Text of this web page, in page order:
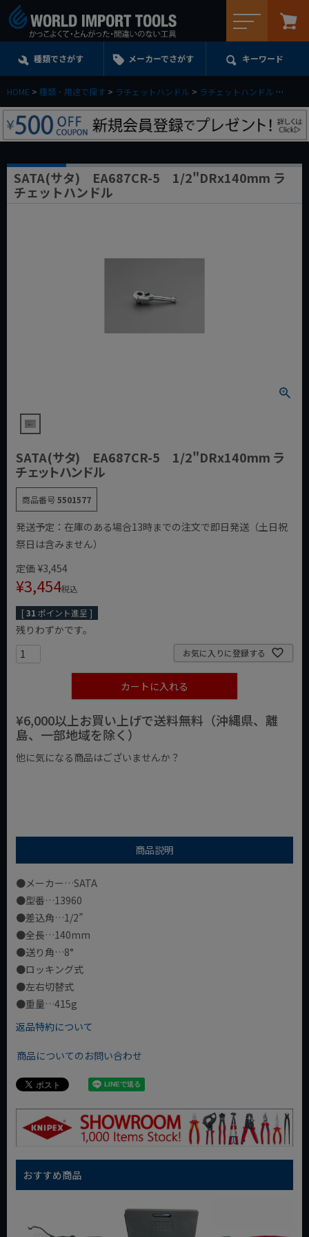
種類でさがす メーカーでさがす キーワード
HOME 種類・用途で探す ラチェットハンドル ラチェットハンドル
SATA(サタ) EA687CR-5 1/2"DRx140mm ラ
チェットハンドル
SATA(サタ) EA687CR-5 1/2"DRx140mm ラ
チェットハンドル
商品番号5501577
発送予定：在庫のある場合13時までの注文で即日発送（土日祝
祭日は含みません）
定価 ¥3,454
¥3,454税込
[31 ポイント進呈 ]
残りわずかです。
お気に入りに登録する
カートに入れる
¥6,000以上お買い上げで送料無料（沖縄県、離
島、一部地域を除く）
他に気になる商品はございませんか？
商品説明
●メーカー…SATA
●型番…13960
●差込角…1/2”
●全長…140mm
●送り角…8°
●ロッキング式
●左右切替式
●重量…415g
返品特約について
商品についてのお問い合わせ
おすすめ商品